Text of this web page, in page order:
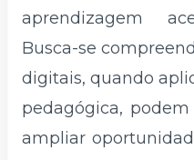
aprendizagem
Busca-se
digitais, quando
pedagógica,
ampliar